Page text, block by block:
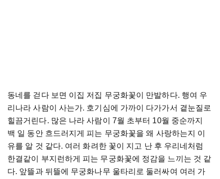
동네를 걷다 보면 이집 저집 무궁화꽃이 만발하다. 행여 우
리나라 사람이 사는가. 호기심에 가까이 다가가서 곁눈질로
힐끔거린다. 많은 나라 사람이 7월 초부터 10월 중순까지
백 일 동안 흐드러지게 피는 무궁화꽃을 왜 사랑하는지
이
유를 알 것 같다. 여러 화려한 꽃이 지고 난 후 우리네처럼
한결같이
부지런하게 피는 무궁화꽃에 정감을 느끼는 것 같
다. 앞뜰과 뒤뜰에 무궁화나무 울타리로 둘러싸여 여러 가